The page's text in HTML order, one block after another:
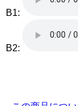
B1:
B2: